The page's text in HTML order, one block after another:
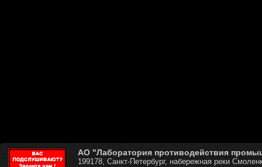
АО "Лаборатория противодействия
199178, Санкт-Петербург, набережная реки